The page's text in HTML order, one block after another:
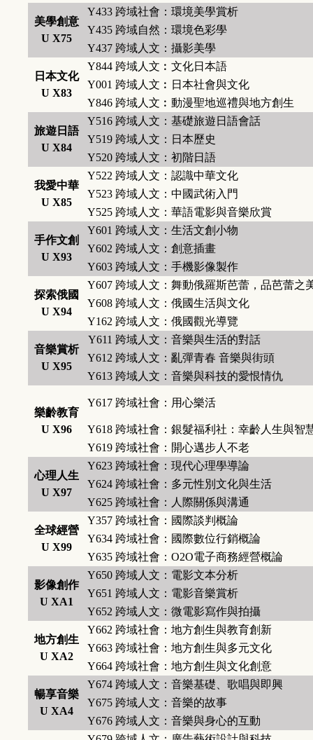
美學創意
U X75
Y433 跨域社會：環境美學賞析
Y435 跨域自然：環境色彩學
Y437 跨域人文：攝影美學
日本文化
U X83
Y844 跨域人文︰文化日本語
Y001 跨域人文︰日本社會與文化
Y846 跨域人文︰動漫聖地巡禮與地方創生
旅遊日語
U X84
Y516 跨域人文：基礎旅遊日語會話
Y519 跨域人文：日本歷史
Y520 跨域人文：初階日語
我愛中華
U X85
Y522 跨域人文：認識中華文化
Y523 跨域人文：中國武術入門
Y525 跨域人文：華語電影與音樂欣賞
手作文創
U X93
Y601 跨域人文：生活文創小物
Y602 跨域人文：創意插畫
Y603 跨域人文：手機影像製作
探索俄國
U X94
Y607 跨域人文：舞動俄羅斯芭蕾，品芭蕾之
Y608 跨域人文：俄國生活與文化
Y162 跨域人文：俄國觀光導覽
音樂賞析
U X95
Y611 跨域人文：音樂與生活的對話
Y612 跨域人文：亂彈青春 音樂與街頭
Y613 跨域人文：音樂與科技的愛恨情仇
樂齡教育
U X96
Y617 跨域社會：用心樂活
Y618 跨域社會：銀髮福利社：幸齡人生與智
Y619 跨域社會：開心邁步人不老
心理人生
U X97
Y623 跨域社會：現代心理學導論
Y624 跨域社會：多元性別文化與生活
Y625 跨域社會：人際關係與溝通
全球經營
U X99
Y357 跨域社會：國際談判概論
Y634 跨域社會：國際數位行銷概論
Y635 跨域社會：O2O電子商務經營概論
影像創作
U XA1
Y650 跨域人文：電影文本分析
Y651 跨域人文：電影音樂賞析
Y652 跨域人文：微電影寫作與拍攝
地方創生
U XA2
Y662 跨域社會：地方創生與教育創新
Y663 跨域社會：地方創生與多元文化
Y664 跨域社會：地方創生與文化創意
暢享音樂
U XA4
Y674 跨域人文：音樂基礎、歌唱與即興
Y675 跨域人文：音樂的故事
Y676 跨域人文：音樂與身心的互動